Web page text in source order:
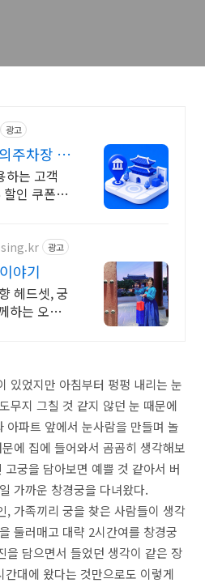
광고
주차장 검
에!
하는 고객
인 쿠폰 증
광고
야기
헤드셋, 궁
하는 오싹
있었지만 아침부터 펑펑 내리는 눈
무지 그칠 것 같지 않던 눈 때문에
아파트 앞에서 눈사람을 만들며 놀
에 집에 들어와서 곰곰히 생각해보
궁을 담아보면 예쁠 것 같아서 버
가까운 창경궁을 다녀왔다.
, 가족끼리 궁을 찾은 사람들이 생각
둘러매고 대략 2시간여를 창경궁
을 담으면서 들었던 생각이 같은 장
대에 왔다는 것만으로도 이렇게